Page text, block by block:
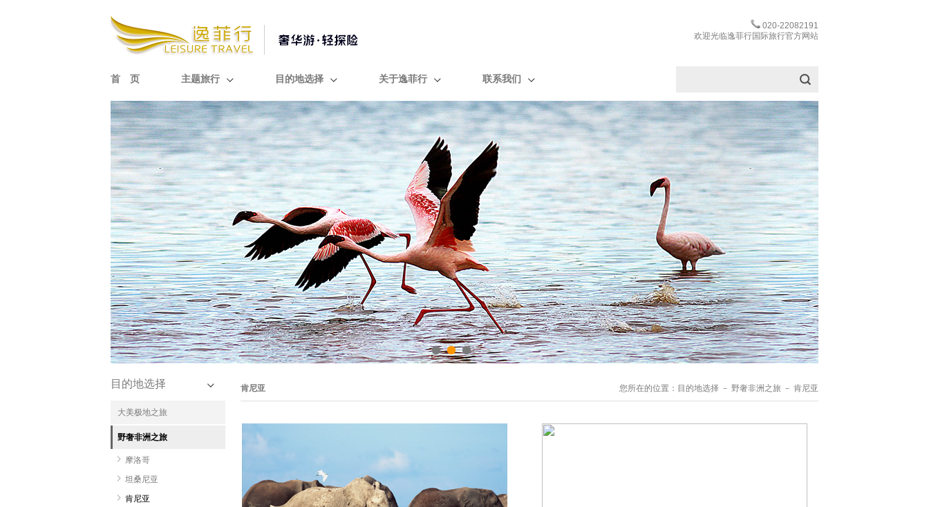
020-22082191
欢迎光临逸菲行国际旅行官方网站
首 页 主题旅行 目的地选择 关于逸菲行 联系我们
目的地选择
大美极地之旅
野奢非洲之旅
摩洛哥
坦桑尼亚
肯尼亚
肯尼亚 您所在的位置： 目的地选择 － 野奢非洲之旅 － 肯尼亚